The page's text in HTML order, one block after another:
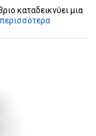
καταδεικνύει μια
περισσότερα